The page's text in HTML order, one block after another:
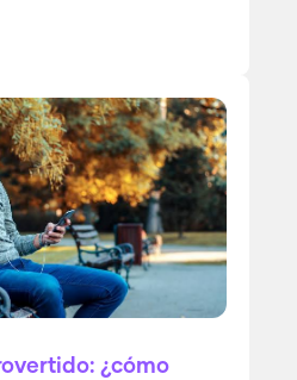
¿cómo